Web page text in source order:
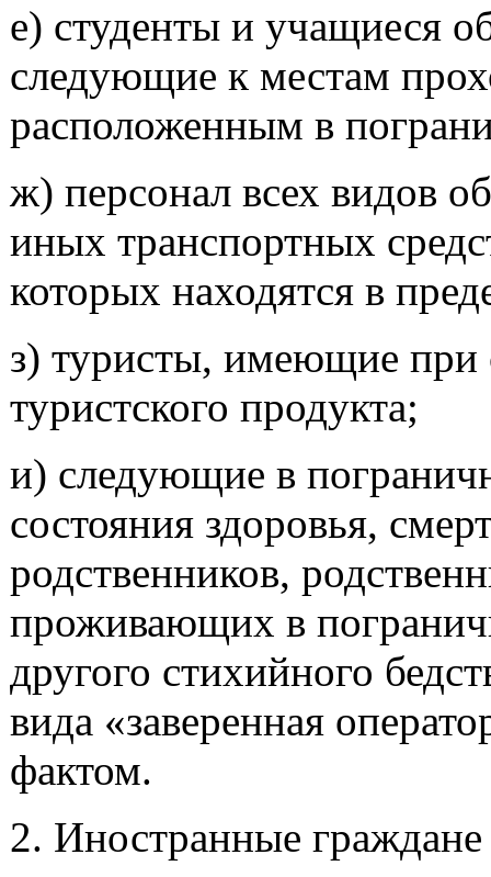
е) студенты и учащиеся
следующие к местам
расположенным в
ж) персонал всех видов
иных транспортных
которых находятся в
з) туристы, имеющие при
туристского продукта;
и) следующие в
состояния здоровья,
родственников,
проживающих в
другого стихийного
вида «заверенная
фактом.
2. Иностранные граждане